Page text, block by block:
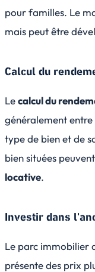
pour familles. Le
mais peut être
Calcul du
Lecalcul du
généralement entre
type de bien et de
bien situées
locative.
Investir dans
Le parc immobilier
présente des prix